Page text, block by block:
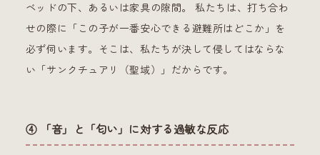
ベッドの下、あるいは家具の隙間。 私たちは、打ち合わ
せの際に「この子が一番安心できる避難所はどこか」を
必ず伺います。そこは、私たちが決して侵してはならな
い「サンクチュアリ（聖域）」だからです。
④ 「音」と「匂い」に対する過敏な反応